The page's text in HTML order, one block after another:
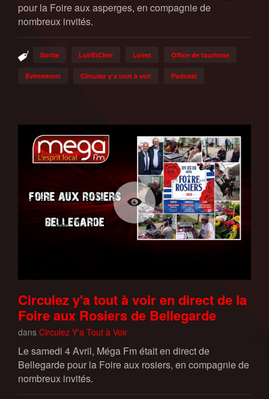
pour la Foire aux asperges, en compagnie de
nombreux invités.
Sortie LoirEtCher Loiret Office de tourisme
Evènement Circulez y'a tout à voir Podcast
Circulez y'a tout à voir en direct de la
Foire aux Rosiers de Bellegarde
dans Circulez Y'a Tout à Voir
Le samedi 4 Avril, Méga Fm était en direct de
Bellegarde pour la Foire aux rosiers, en compagnie de
nombreux invités.